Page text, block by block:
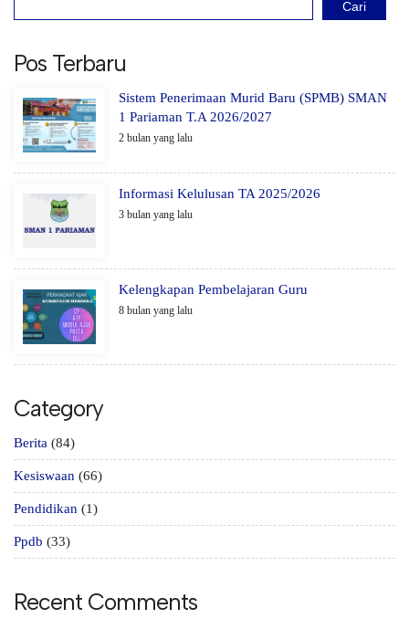
Cari
Pos Terbaru
Sistem Penerimaan Murid Baru (SPMB) SMAN
1 Pariaman T.A 2026/2027
2 bulan yang lalu
Informasi Kelulusan TA 2025/2026
3 bulan yang lalu
Kelengkapan Pembelajaran Guru
8 bulan yang lalu
Category
Berita (84)
Kesiswaan (66)
Pendidikan (1)
Ppdb (33)
Recent Comments